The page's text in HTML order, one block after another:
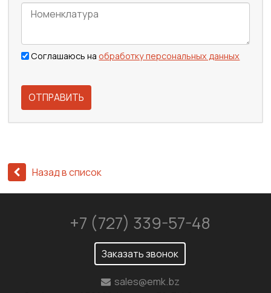
Соглашаюсь наобработку персональных данных
ОТПРАВИТЬ
Назад в список
+7 (727) 339-57-48
Заказать звонок
sales@emk.bz